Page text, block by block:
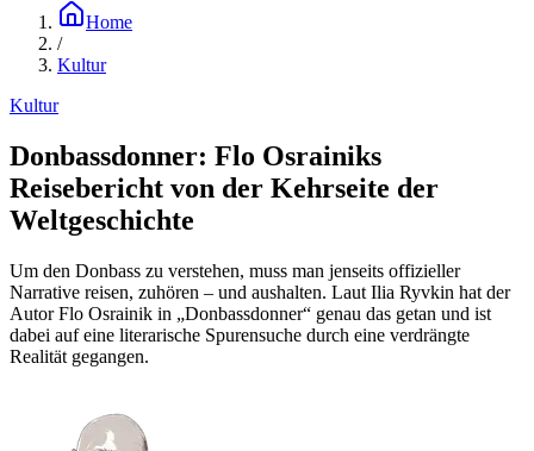
Home
/
Kultur
Kultur
Donbassdonner: Flo Osrainiks
Reisebericht von der Kehrseite der
Weltgeschichte
Um den Donbass zu verstehen, muss man jenseits offizieller
Narrative reisen, zuhören – und aushalten. Laut Ilia Ryvkin hat der
Autor Flo Osrainik in „Donbassdonner“ genau das getan und ist
dabei auf eine literarische Spurensuche durch eine verdrängte
Realität gegangen.